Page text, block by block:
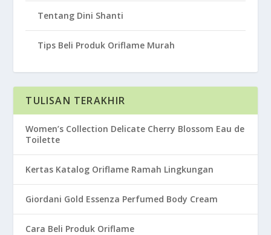
Tentang Dini Shanti
Tips Beli Produk Oriflame Murah
TULISAN TERAKHIR
Women’s Collection Delicate Cherry Blossom Eau de
Toilette
Kertas Katalog Oriflame Ramah Lingkungan
Giordani Gold Essenza Perfumed Body Cream
Cara Beli Produk Oriflame